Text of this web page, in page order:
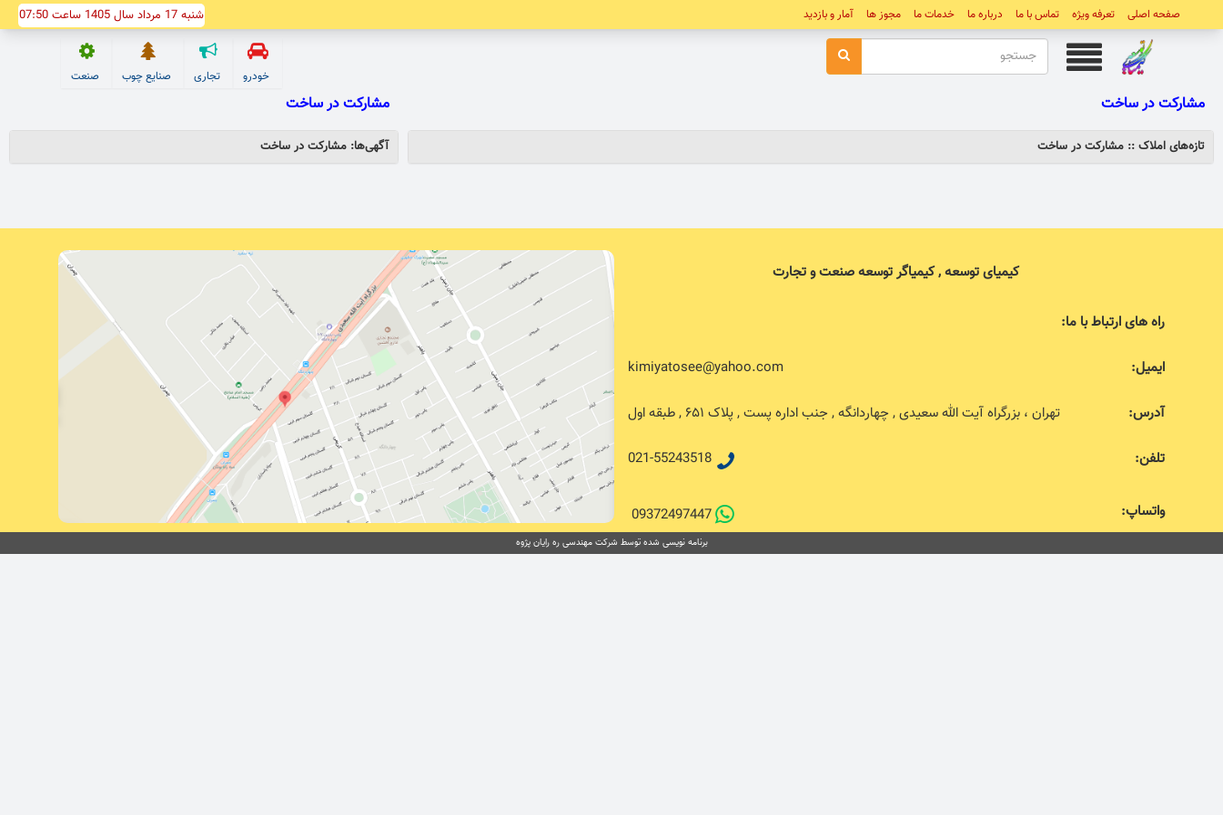
صفحه اصلی تعرفه ویژه تماس با ما درباره ما خدمات ما مجوز ها آمار و بازدید شنبه 17 مرداد سال 1405 ساعت 07:50
صنعت صنایع چوب تجاری خودرو
مشارکت در ساخت
تازه‌های املاک :: مشارکت در ساخت
مشارکت در ساخت
آگهی‌ها: مشارکت در ساخت
کیمیای توسعه , کیمیاگر توسعه صنعت و تجارت
راه های ارتباط با ما:
ایمیل: kimiyatosee@yahoo.com
آدرس: تهران ، بزرگراه آیت الله سعیدی , چهاردانگه , جنب اداره پست , پلاک ۶۵۱ , طبقه اول
تلفن: 021-55243518
واتساپ: 09372497447
برنامه نویسی شده توسط شرکت مهندسی ره رایان پژوه